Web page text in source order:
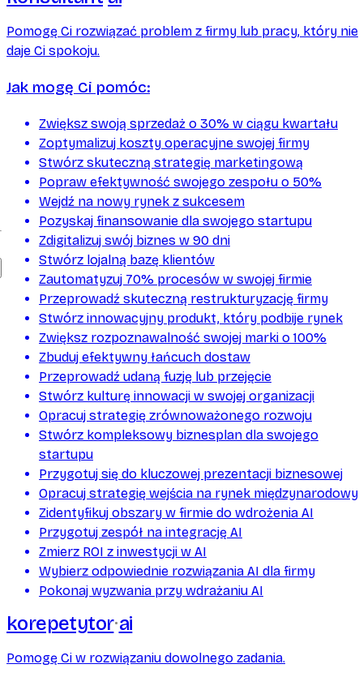
Pomogę Ci rozwiązać problem z firmy lub pracy, który nie
daje Ci spokoju.
Jak mogę Ci pomóc:
Zwiększ swoją sprzedaż o 30% w ciągu kwartału
Zoptymalizuj koszty operacyjne swojej firmy
Stwórz skuteczną strategię marketingową
Popraw efektywność swojego zespołu o 50%
Wejdź na nowy rynek z sukcesem
Pozyskaj finansowanie dla swojego startupu
Zdigitalizuj swój biznes w 90 dni
Stwórz lojalną bazę klientów
Zautomatyzuj 70% procesów w swojej firmie
Przeprowadź skuteczną restrukturyzację firmy
Stwórz innowacyjny produkt, który podbije rynek
Zwiększ rozpoznawalność swojej marki o 100%
Zbuduj efektywny łańcuch dostaw
Przeprowadź udaną fuzję lub przejęcie
Stwórz kulturę innowacji w swojej organizacji
Opracuj strategię zrównoważonego rozwoju
Stwórz kompleksowy biznesplan dla swojego
startupu
Przygotuj się do kluczowej prezentacji biznesowej
Opracuj strategię wejścia na rynek międzynarodowy
Zidentyfikuj obszary w firmie do wdrożenia AI
Przygotuj zespół na integrację AI
Zmierz ROI z inwestycji w AI
Wybierz odpowiednie rozwiązania AI dla firmy
Pokonaj wyzwania przy wdrażaniu AI
korepetytor ai
Pomogę Ci w rozwiązaniu dowolnego zadania.